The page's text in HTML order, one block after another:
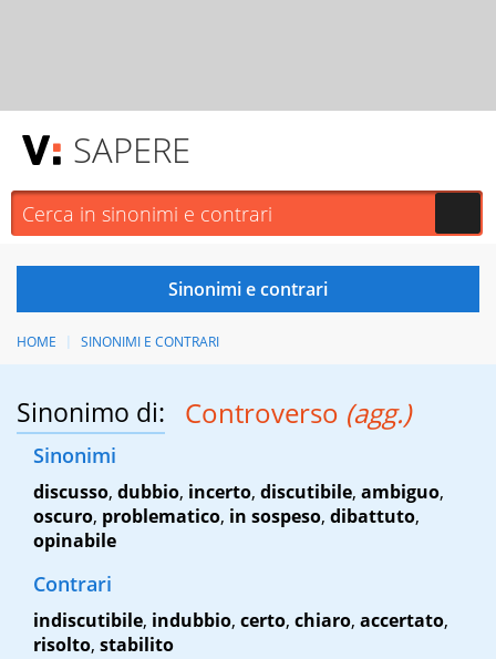
SAPERE
HOME SINONIMI E CONTRARI
Sinonimo di: Controverso (agg.)
Sinonimi
discusso, dubbio, incerto, discutibile, ambiguo,
oscuro, problematico, in sospeso, dibattuto,
opinabile
Contrari
indiscutibile, indubbio, certo, chiaro, accertato,
risolto, stabilito